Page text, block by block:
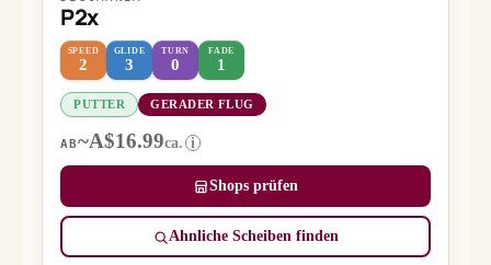
P2x
SPEED
2
GLIDE
3
TURN
0
FADE
1
PUTTER GERADER FLUG
AB~A$16.99ca. i
Shops prüfen
Ähnliche Scheiben finden